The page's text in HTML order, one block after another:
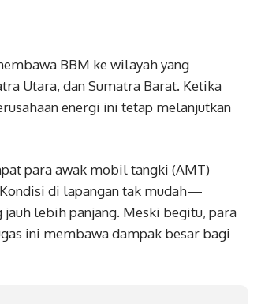
BBM ke wilayah yang
Utara, dan Sumatra Barat. Ketika
energi ini tetap melanjutkan
para awak mobil tangki (AMT)
di lapangan tak mudah—
lebih panjang. Meski begitu, para
ini membawa dampak besar bagi